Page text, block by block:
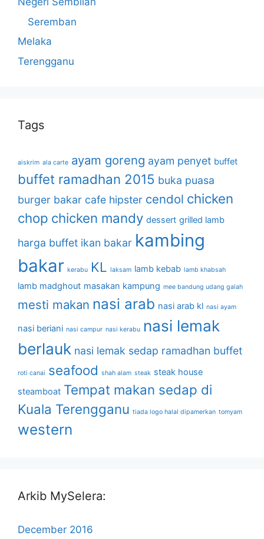
Seremban
Melaka
Terengganu
Tags
aiskrim ala carte ayam goreng ayam penyet buffet
buffet ramadhan 2015 buka puasa
burger bakar cafe hipster cendol chicken
chop chicken mandy dessert grilled lamb
harga buffet ikan bakar kambing
bakar kerabu KL laksam lamb kebab lamb khabsah
lamb madghout masakan kampung mee bandung udang galah
mesti makan nasi arab nasi arab kl nasi ayam
nasi beriani nasi campur nasi kerabu nasi lemak
berlauk nasi lemak sedap ramadhan buffet
roti canai seafood shah alam steak steak house
steamboat Tempat makan sedap di
Kuala Terengganu tiada logo halal dipamerkan tomyam
western
Arkib MySelera:
December 2016